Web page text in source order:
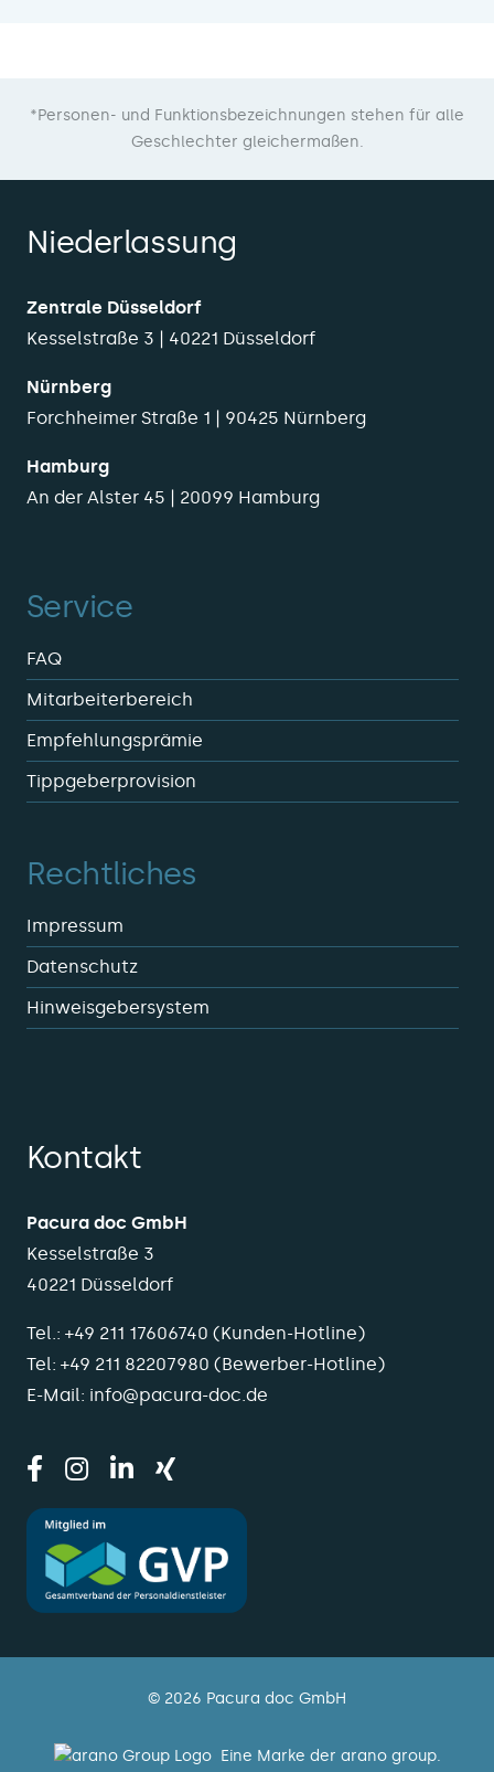
*Personen- und Funktionsbezeichnungen stehen für alle
Geschlechter gleichermaßen.
Niederlassung
Zentrale Düsseldorf
Kesselstraße 3 | 40221 Düsseldorf
Nürnberg
Forchheimer Straße 1 | 90425 Nürnberg
Hamburg
An der Alster 45 | 20099 Hamburg
Service
FAQ
Mitarbeiterbereich
Empfehlungsprämie
Tippgeberprovision
Rechtliches
Impressum
Datenschutz
Hinweisgebersystem
Kontakt
Pacura doc GmbH
Kesselstraße 3
40221 Düsseldorf
Tel.: +49 211 17606740 (Kunden-Hotline)
Tel: +49 211 82207980 (Bewerber-Hotline)
E-Mail: info@pacura-doc.de
© 2026 Pacura doc GmbH
Eine Marke der arano group.